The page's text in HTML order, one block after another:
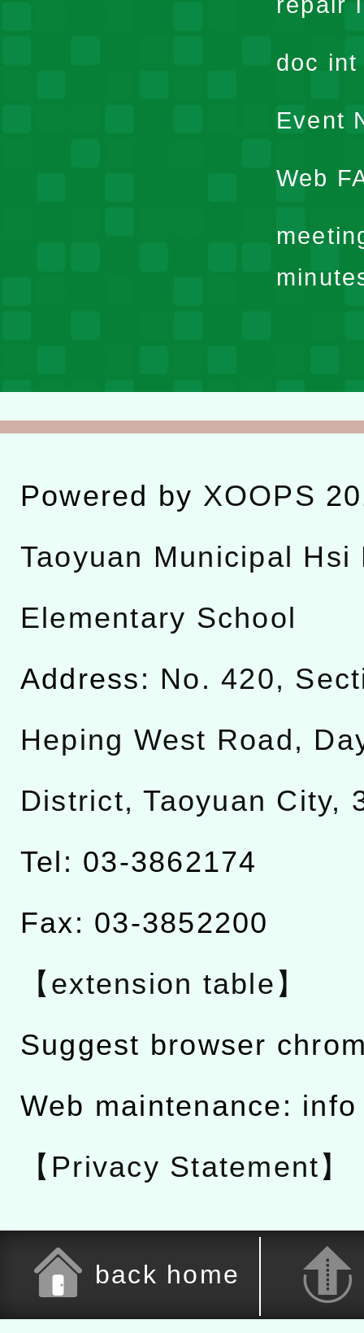
doc
Event
Web
Powered by XOOPS
Taoyuan Municipal Hsi
Elementary School
Address: No. 420,
Heping West Road,
District, Taoyuan City,
Tel: 03-3862174
Fax: 03-3852200
【extension table】
Suggest browser
Web maintenance:
【Privacy Statement】
back home